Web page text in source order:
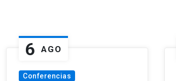
6 AGO
Conferencias